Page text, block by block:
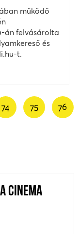
működő
án felvásárolta
és
t.
74 75 76
CINEMA